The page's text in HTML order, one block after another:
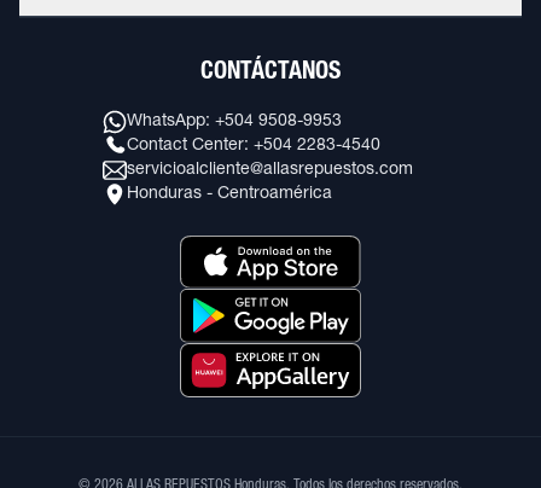
CONTÁCTANOS
WhatsApp: +504 9508-9953
Contact Center: +504 2283-4540
servicioalcliente@allasrepuestos.com
Honduras - Centroamérica